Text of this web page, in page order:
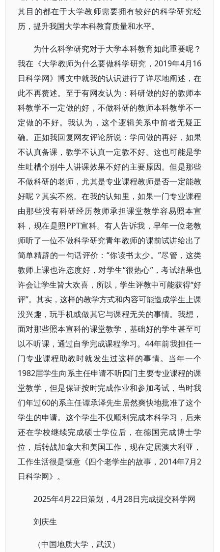
其目的都在于大学教师需要拥有较好的科学研究经
历，提升我国大学本科教育质量和水平。
为什么科学研究对于大学本科教育如此重要呢？
我在《大学教师为什么要做科学研究，2019年4月16
日科学网》博文中就我的认识进行了详尽地阐述，在
此不再赘述。至于有网友认为：科研做的好的教师本
科教学不一定做的好，不做科研的教师本科教学不一
定做的不好。我认为，这个逻辑关系中前者无疑正
确。正如我回复网友评论所说：学问做的再好，如果
不认真备课，教学不认真一定教不好。这也可能是学
生吐槽个别牛人讲课效果不好的主要原因。但是那些
不做科研的老师，尤其是专业课程教师是否一定能教
好呢？其实不然。在我的认知里，如果一门专业课程
由那些没有科研经历教师承担课堂教学容易照本宣
科，现在是照PPT宣科。有人告诉我，早年一位老教
师听了一位不做科学研究青年教师的课前试讲给出了
简单精辟的一句话评价：“你读书太少。”尽管，这类
教师上课也许态度好，对学生“很热心”，考试结果也
许会让学生皆大欢喜，所以，学生评教中可能获得“好
评”。其实，这样的教学方式和内容可能造成学生上课
没兴趣，玩手机或做其它与课程无关的事情。我想，
面对那些照本宣科的课堂教学，基础好的学生甚至可
以不听课，通过自学完成课程学习。44年前我担任一
门专业课程助教时就发生过这样的事情。当年一个
1982届学生向系主任申请不听四门主要专业课程的课
堂教学，但是保证按时完成作业和参加考试，当时我
们年过60的系主任谭承泽先生居然爽快地批准了这个
学生的申请。这个学生不仅顺利完成本科学习，后来
还在学校继续完成硕士学位后，在德国完成博士学
位，后转战加拿大和美国工作，现在定居澳大利亚，
工作生活很是惬意《四个老学生的故事，2014年7月2
日科学网》。
2025年4月22日策划，4月28日完成提交科学网
刘庆生
（中国地质大学，武汉）